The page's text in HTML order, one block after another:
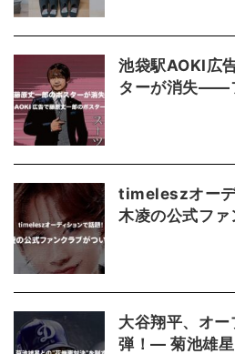
池袋駅AOKI広
ターが消失――
timeleszオー
木凌の公式フ
大谷翔平、オ
弾！— 菊池雄星